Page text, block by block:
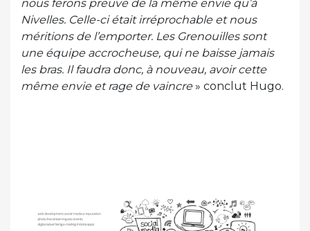
nous ferons preuve de la même envie qu’à
Nivelles. Celle-ci était irréprochable et nous
méritions de l’emporter. Les Grenouilles sont
une équipe accrocheuse, qui ne baisse jamais
les bras. Il faudra donc, à nouveau, avoir cette
même envie et rage de vaincre» conclut Hugo.